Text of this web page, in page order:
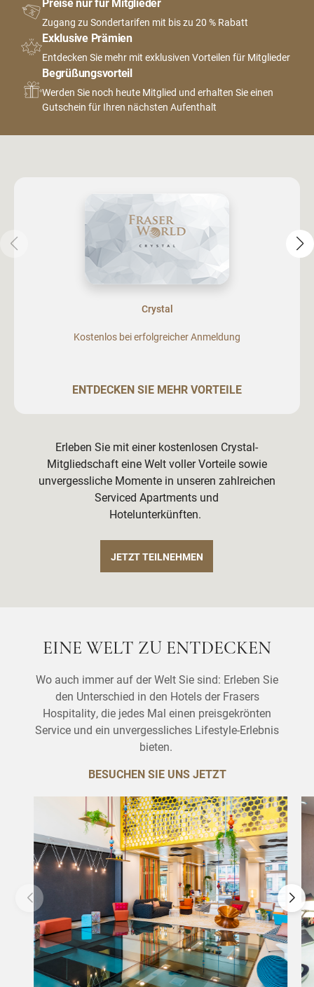
Zugang zu Sondertarifen mit bis zu 20 % Rabatt
Exklusive Prämien
Entdecken Sie mehr mit exklusiven Vorteilen für Mitglieder
Begrüßungsvorteil
Werden Sie noch heute Mitglied und erhalten Sie einen
Gutschein für Ihren nächsten Aufenthalt
Crystal
Kostenlos bei erfolgreicher Anmeldung
ENTDECKEN SIE MEHR VORTEILE
Erleben Sie mit einer kostenlosen Crystal-
Mitgliedschaft eine Welt voller Vorteile sowie
unvergessliche Momente in unseren zahlreichen
Serviced Apartments und
Hotelunterkünften.
JETZT TEILNEHMEN
EINE WELT ZU ENTDECKEN
Wo auch immer auf der Welt Sie sind: Erleben Sie
den Unterschied in den Hotels der Frasers
Hospitality, die jedes Mal einen preisgekrönten
Service und ein unvergessliches Lifestyle-Erlebnis
bieten.
BESUCHEN SIE UNS JETZT